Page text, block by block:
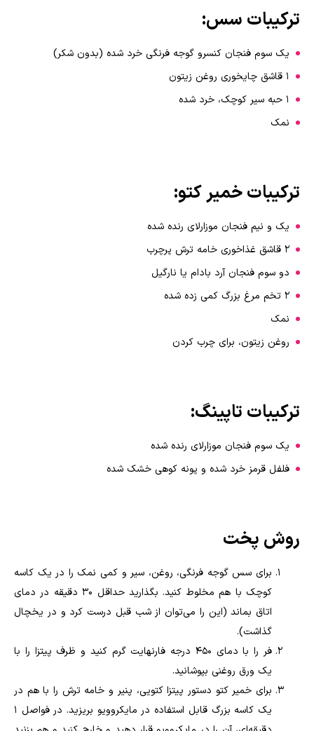
ترکیبات سس:
یک سوم فنجان کنسرو گوجه فرنگی خرد شده (بدون شکر)
1 قاشق چایخوری روغن زیتون
1 حبه سیر کوچک، خرد شده
نمک
ترکیبات خمیر کتو:
یک و نیم فنجان موزارلای رنده شده
2 قاشق غذاخوری خامه ترش پرچرب
دو سوم فنجان آرد بادام یا نارگیل
2 تخم مرغ بزرگ کمی زده شده
نمک
روغن زیتون، برای چرب کردن
ترکیبات تاپینگ‌:
یک سوم فنجان موزارلای رنده شده
فلفل قرمز خرد شده و پونه کوهی خشک شده
روش پخت
برای سس گوجه فرنگی، روغن، سیر و کمی نمک را در یک کاسه
کوچک با هم مخلوط کنید. بگذارید حداقل 30 دقیقه در دمای
اتاق بماند (این را می‌توان از شب قبل درست کرد و در یخچال
گذاشت).
فر را با دمای 450 درجه فارنهایت گرم کنید و ظرف پیتزا را با
یک ورق روغنی بپوشانید.
برای خمیر کتو دستور پیتزا کتویی، پنیر و خامه ترش را با هم در
یک کاسه بزرگ قابل استفاده در مایکروویو بریزید. در فواصل 1